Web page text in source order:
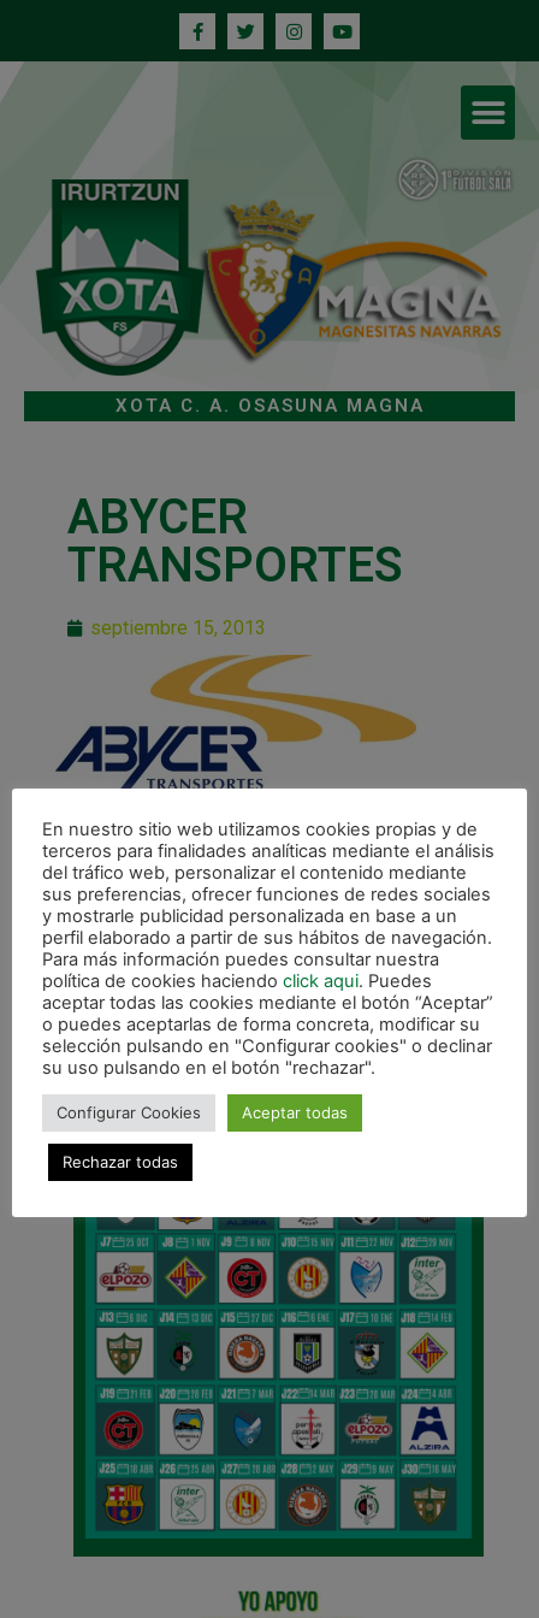
XOTA C. A. OSASUNA MAGNA
ABYCER
TRANSPORTES
septiembre 15, 2013
ANTERIOR
Patrocinadores
CALENDARIO DE LIGA
En nuestro sitio web utilizamos cookies propias y de
terceros para finalidades analíticas mediante el análisis
del tráfico web, personalizar el contenido mediante
sus preferencias, ofrecer funciones de redes sociales
y mostrarle publicidad personalizada en base a un
perfil elaborado a partir de sus hábitos de navegación.
Para más información puedes consultar nuestra
política de cookies haciendo click aqui. Puedes
aceptar todas las cookies mediante el botón “Aceptar”
o puedes aceptarlas de forma concreta, modificar su
selección pulsando en "Configurar cookies" o declinar
su uso pulsando en el botón "rechazar".
Configurar Cookies Aceptar todas
Rechazar todas